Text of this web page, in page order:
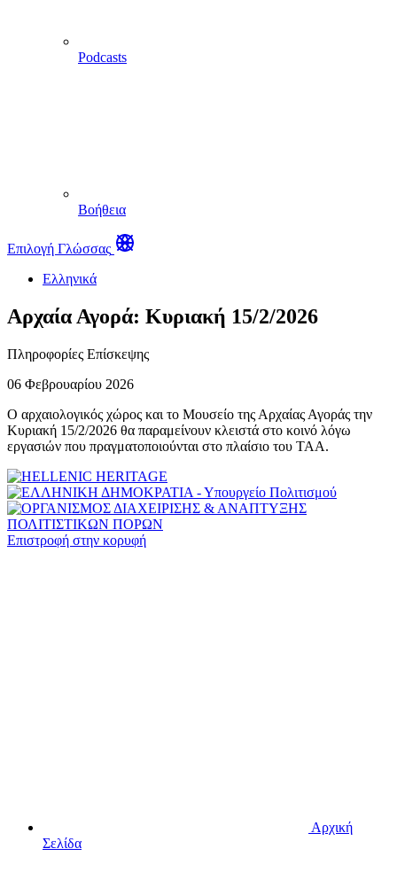
Podcasts
Βοήθεια
Επιλογή Γλώσσας
Ελληνικά
Αρχαία Αγορά: Κυριακή 15/2/2026
Πληροφορίες Επίσκεψης
06 Φεβρουαρίου 2026
Ο αρχαιολογικός χώρος και το Μουσείο της Αρχαίας Αγοράς την
Κυριακή 15/2/2026 θα παραμείνουν κλειστά στο κοινό λόγω
εργασιών που πραγματοποιούνται στο πλαίσιο του ΤΑΑ.
Επιστροφή στην κορυφή
Αρχική
Σελίδα